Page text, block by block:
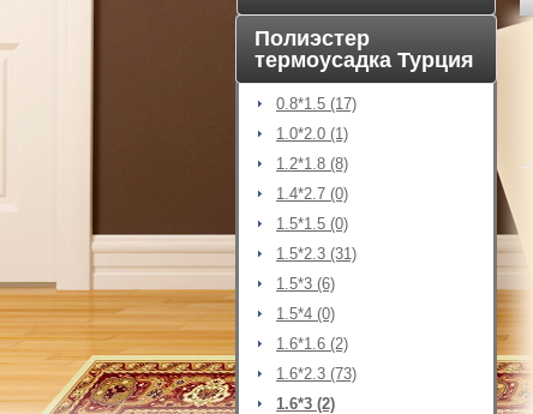
Полиэстер
термоусадка Турция
0.8*1.5 (17)
1.0*2.0 (1)
1.2*1.8 (8)
1.4*2.7 (0)
1.5*1.5 (0)
1.5*2.3 (31)
1.5*3 (6)
1.5*4 (0)
1.6*1.6 (2)
1.6*2.3 (73)
1.6*3 (2)